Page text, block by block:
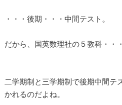
・・・後期・・・中間テスト。
だから、国英数理社の５教科・・
二学期制と三学期制で後期中間テ
かれるのだよね。